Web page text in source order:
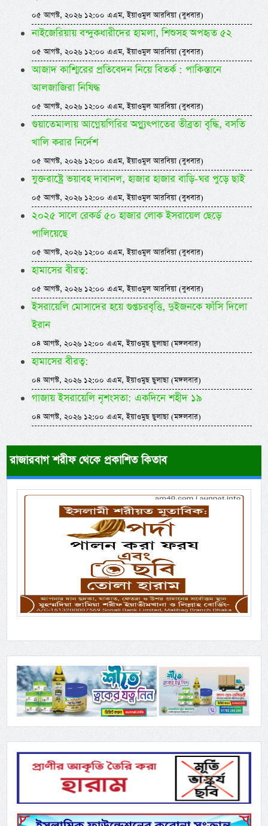
০৫ আগস্ট, ২০২৬ ১২:০০ এএম, ইয়াওমুল আরবিয়া (বুধবার)
নাইজেরিয়ায় বন্দুকধারীদের হামলা, শিশুসহ অপহৃত ৫২
০৫ আগস্ট, ২০২৬ ১২:০০ এএম, ইয়াওমুল আরবিয়া (বুধবার)
আজাদ কাশ্মিরের প্রতিবেদন নিয়ে বিতর্ক : পাকিস্তানে
আলজাজিরা নিষিদ্ধ
০৫ আগস্ট, ২০২৬ ১২:০০ এএম, ইয়াওমুল আরবিয়া (বুধবার)
গুয়াতেমালায় আগ্নেয়গিরির অগ্ন্যুৎপাতের তীব্রতা বৃদ্ধি, বসতি
খালি করার নির্দেশ
০৫ আগস্ট, ২০২৬ ১২:০০ এএম, ইয়াওমুল আরবিয়া (বুধবার)
যুক্তরাষ্ট্রে ভয়াবহ দাবানল, হাজার হাজার বাড়ি-ঘর পুড়ে ছাই
০৫ আগস্ট, ২০২৬ ১২:০০ এএম, ইয়াওমুল আরবিয়া (বুধবার)
২০২৫ সালে রেকর্ড ৫০ হাজার লোক ইসরায়েল ছেড়ে
পালিয়েছে
০৫ আগস্ট, ২০২৬ ১২:০০ এএম, ইয়াওমুল আরবিয়া (বুধবার)
হামাসের বীরত্ব:
০৫ আগস্ট, ২০২৬ ১২:০০ এএম, ইয়াওমুল আরবিয়া (বুধবার)
ইসরায়েলি মোসাদের হয়ে গুপ্তচরবৃত্তি, দুইজনকে ফাঁসি দিলো
ইরান
০৪ আগস্ট, ২০২৬ ১২:০০ এএম, ইয়াওমুছ ছুলাছা (মঙ্গলবার)
হামাসের বীরত্ব:
০৪ আগস্ট, ২০২৬ ১২:০০ এএম, ইয়াওমুছ ছুলাছা (মঙ্গলবার)
গাজায় ইসরায়েলি নৃশংসতা: একদিনে শহীদ ১৯
০৪ আগস্ট, ২০২৬ ১২:০০ এএম, ইয়াওমুছ ছুলাছা (মঙ্গলবার)
রাজারবাগ শরীফ থেকে প্রকাশিত কিতাব